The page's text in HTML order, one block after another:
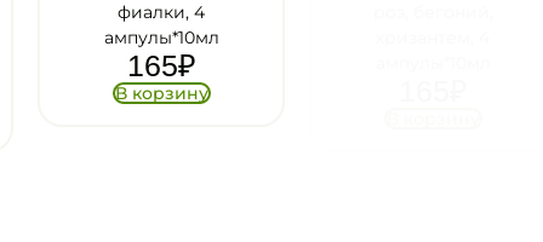
фиалки, 4
ампулы*10мл
165₽
В корзину